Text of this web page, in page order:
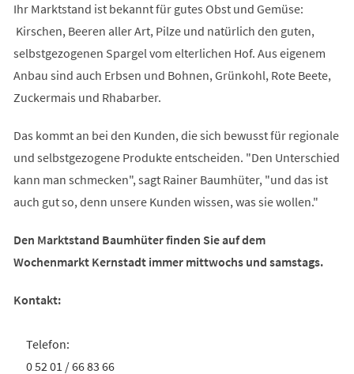
Ihr Marktstand ist bekannt für gutes Obst und Gemüse:
Kirschen, Beeren aller Art, Pilze und natürlich den guten,
selbstgezogenen Spargel vom elterlichen Hof. Aus eigenem
Anbau sind auch Erbsen und Bohnen, Grünkohl, Rote Beete,
Zuckermais und Rhabarber.
Das kommt an bei den Kunden, die sich bewusst für regionale
und selbstgezogene Produkte entscheiden. "Den Unterschied
kann man schmecken", sagt Rainer Baumhüter, "und das ist
auch gut so, denn unsere Kunden wissen, was sie wollen."
Den Marktstand Baumhüter finden Sie auf dem
Wochenmarkt Kernstadt immer mittwochs und samstags.
Kontakt:
Telefon:
0 52 01 / 66 83 66